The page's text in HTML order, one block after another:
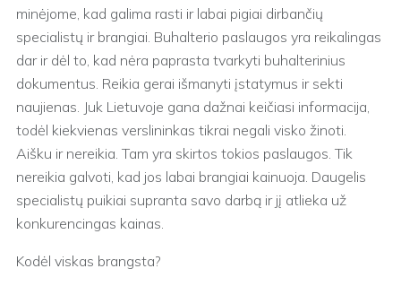
minėjome, kad galima rasti ir labai pigiai dirbančių
specialistų ir brangiai. Buhalterio paslaugos yra reikalingas
dar ir dėl to, kad nėra paprasta tvarkyti buhalterinius
dokumentus. Reikia gerai išmanyti įstatymus ir sekti
naujienas. Juk Lietuvoje gana dažnai keičiasi informacija,
todėl kiekvienas verslininkas tikrai negali visko žinoti.
Aišku ir nereikia. Tam yra skirtos tokios paslaugos. Tik
nereikia galvoti, kad jos labai brangiai kainuoja. Daugelis
specialistų puikiai supranta savo darbą ir jį atlieka už
konkurencingas kainas.
Kodėl viskas brangsta?